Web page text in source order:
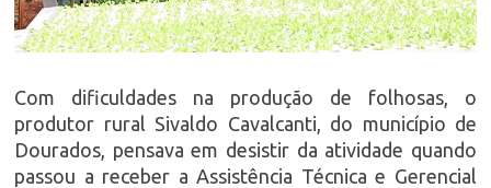
Com dificuldades na produção de folhosas, o
produtor rural Sivaldo Cavalcanti, do município de
Dourados, pensava em desistir da atividade quando
passou a receber a Assistência Técnica e Gerencial